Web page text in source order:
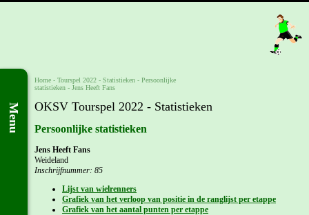
Menu
Home - Tourspel 2022 - Statistieken - Persoonlijke
statistieken - Jens Heeft Fans
OKSV Tourspel 2022 - Statistieken
Persoonlijke statistieken
Jens Heeft Fans
Weideland
Inschrijfnummer: 85
Lijst van wielrenners
Grafiek van het verloop van positie in de ranglijst per etappe
Grafiek van het aantal punten per etappe